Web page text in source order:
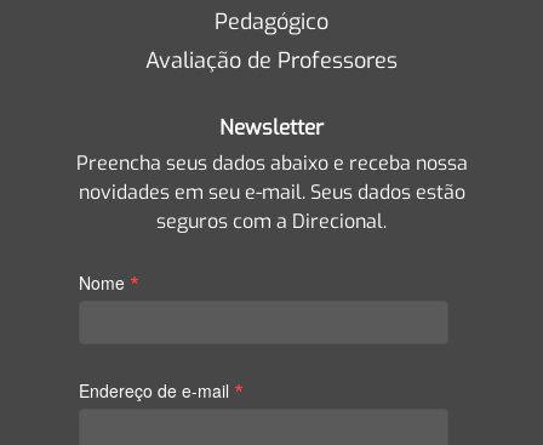
Pedagógico
Avaliação de Professores
Newsletter
Preencha seus dados abaixo e receba nossa
novidades em seu e-mail. Seus dados estão
seguros com a Direcional.
Nome *
Endereço de e-mail *